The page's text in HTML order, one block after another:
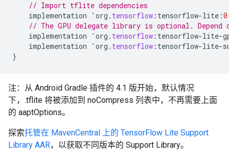
// Import tflite dependencies
implementation
' org . tensorflow : tensorflow-lite :
// The GPU delegate library is optional. Depend
implementation
' org . tensorflow : tensorflow-lite-
implementation
' org . tensorflow : tensorflow-lite-
}
注：从 Android Gradle 插件的 4.1 版开始，默认情况
下，.tflite 将被添加到 noCompress 列表中，不再需要上面
的 aaptOptions。
探索托管在 MavenCentral 上的 TensorFlow Lite Support
Library AAR，以获取不同版本的 Support Library。